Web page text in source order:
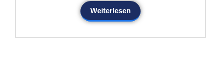
Weiterlesen